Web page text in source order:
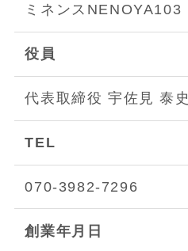
ミネンスNENOYA103
役員
代表取締役 宇佐見 泰史
TEL
070-3982-7296
創業年月日